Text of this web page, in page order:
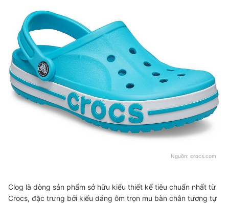
Nguồn: crocs.com
Clog là dòng sản phẩm sở hữu kiểu thiết kế tiêu chuẩn nhất từ
Crocs, đặc trưng bởi kiểu dáng ôm trọn mu bàn chân tương tự